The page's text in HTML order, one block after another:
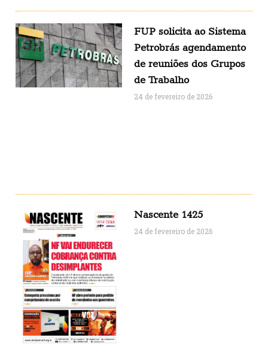
FUP solicita ao Sistema
Petrobrás agendamento
de reuniões dos Grupos
de Trabalho
24 de fevereiro de 2026
Nascente 1425
24 de fevereiro de 2026